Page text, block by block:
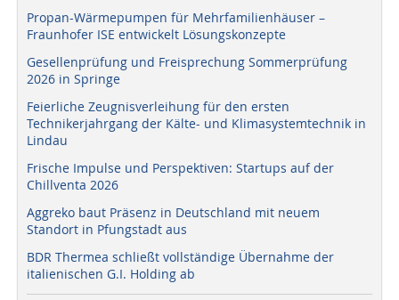
Propan-Wärmepumpen für Mehrfamilienhäuser –
Fraunhofer ISE entwickelt Lösungskonzepte
Gesellenprüfung und Freisprechung Sommerprüfung
2026 in Springe
Feierliche Zeugnisverleihung für den ersten
Technikerjahrgang der Kälte- und Klimasystemtechnik in
Lindau
Frische Impulse und Perspektiven: Startups auf der
Chillventa 2026
Aggreko baut Präsenz in Deutschland mit neuem
Standort in Pfungstadt aus
BDR Thermea schließt vollständige Übernahme der
italienischen G.I. Holding ab